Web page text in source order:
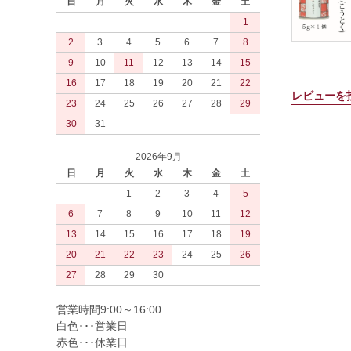
レビューを
1
2
3 4 5 6 7
8
9
10 11 12 13 14
15
16
17 18 19 20 21
22
23
24 25 26 27 28
29
30
31
2026年9月
日
月 火 水 木 金
土
1
2 3 4
5
6
7 8 9 10 11
12
13
14 15 16 17 18
19
20
21 22 23 24 25
26
27
28 29 30
営業時間9:00～16:00
白色･･･営業日
赤色･･･休業日